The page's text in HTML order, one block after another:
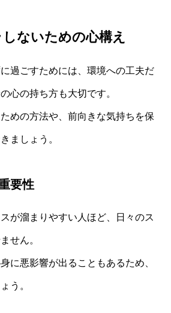
ないための心構え
過ごすためには、環境への工夫だ
心の持ち方も大切です。
めの方法や、前向きな気持ちを保
ましょう。
要性
が溜まりやすい人ほど、日々のス
せん。
に悪影響が出ることもあるため、
う。